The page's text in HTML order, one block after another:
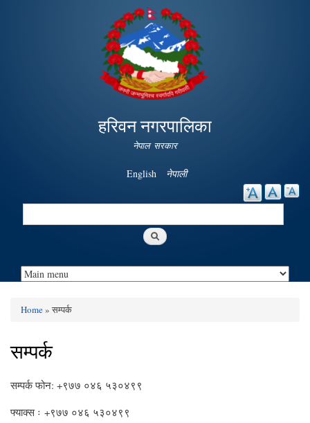
Skip to
main
content
हरिवन नगरपालिका
नेपाल सरकार
English नेपाली
Search
Home» सम्पर्क
सम्पर्क
सम्पर्क फोन: +९७७ ०४६ ५३०४९९
फ्याक्स ः +९७७ ०४६ ५३०४९९